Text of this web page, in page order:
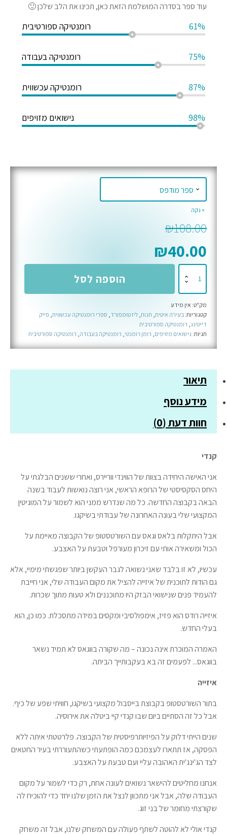
עוד ספר בסדרה המושלמת הזאת כאן, תכינו את הלב שלכן 🙂
רומנטיקה ספורטיבית 61%
רומנטיקה בעבודה 75%
רומנטיקה עכשווית 87%
נישואים מזויפים 98%
נקה
₪108.00
₪40.00
את
המשחק
-
ספר
בסדרת
ווינדי
הוספה לסל
מק"ט: אין מידע
קטגוריות: בעירה איטית חנות ליז טומפורד ספרי רומנטיקה עכשווית פייק
דייטינג רומנטיקה ספורטיבית
תגיות: נישואים מזויפים רומן רומנטי רומנטיקה בעבודה רומנטיקה ספורטיבית
תיאור
מידע נוסף
חוות דעת (0)
קנדי
אני האישה היחידה בצוות של הווינדי ווריירס, ואחרי ששנים הבלגתי על
היחס הסקסיסטי של הרופא הראשי, אני רוצה נואשות לעבוד בשנה
הבאה בקבוצה החדשה. כל מה שנדרש ממני הוא לשמור על המוניטין
המקצועי שלי בעונה האחרונה של עבודתי בשיקגו.
אבל היתקלות בלאס וגאס עם השורטסטופ של הקבוצה מאיימת על
הכול ומשאירה אותי עם זיכרון מעורפל וטבעת על האצבע.
עכשיו, לא זו בלבד שאני נשואה לגבר העקשן ביותר שפגשתי מימיי, אלא
גם הודות לתוכנית של איזייה להציל את מקום העבודה שלי, אני חייבת
להעמיד פנים שנישואי הבזק היו מתוכננים ולא טעות מתוך שכרות.
איזייה רודס הוא פזיז, אימפולסיבי ומקסים במידה מתסכלת. כמו כן, הוא
בעלי החדש.
האמרה המוכרת אינה נכונה – מה שקורה בווגאס לא תמיד נשאר
בווגאס... לפעמים זה בא בעקבותייך הביתה.
איזייה
בתור השורטסטופ בקבוצת בייסבול מקצועי בשיקגו, חוויתי שפע של כיף.
אבל כל זה הסתיים ביום שבו קנדי קיי ביטלה את אירוסיה.
שנים הייתי דלוק על הפיזיותרפיסטית של הקבוצה. פלרטטתי איתה ללא
הפסקה, אז תתארו לעצמכם כמה הופתעתי כשהתעוררתי בעיר החטאים
לצד הג'ינג'ית האהובה עליי ועם טבעת על האצבע.
אנחנו מחליטים להישאר נשואים לעונה אחת, רק כדי לשמור על מקום
העבודה שלה, אבל אני מתכוון לנצל את הזמן שלנו יחד כדי להוכיח לה
שקורצתי מחומר של בני זוג.
קנדי אולי לא להוטה לשתף פעולה עם המשחק שלנו, אבל זה משחק